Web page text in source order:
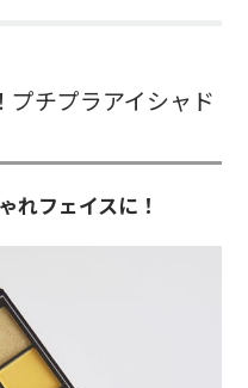
プチプラアイシャド
れフェイスに！